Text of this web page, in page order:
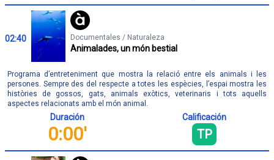
02:40 Documentales / Naturaleza
Animalades, un món bestial
Programa d’entreteniment que mostra la relació entre els animals i les
persones. Sempre des del respecte a totes les espècies, l’espai mostra les
històries de gossos, gats, animals exòtics, veterinaris i tots aquells
aspectes relacionats amb el món animal.
Duración
0:00'
Calificación
TP